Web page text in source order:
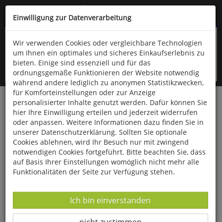
Kompletten Head der Seite überspringen
oder (06766) 9323-960
Startseite Bücher Quelle & Meyer Verlag
Fauna
Insekten & andere Wirbellose
Die Libellen Europas
Einwilligung zur Datenverarbeitung
Wir verwenden Cookies oder vergleichbare Technologien
um Ihnen ein optimales und sicheres Einkaufserlebnis zu
bieten. Einige sind essenziell und für das
ordnungsgemäße Funktionieren der Website notwendig
während andere lediglich zu anonymen Statistikzwecken,
für Komforteinstellungen oder zur Anzeige
personalisierter Inhalte genutzt werden. Dafür können Sie
hier Ihre Einwilligung erteilen und jederzeit widerrufen
oder anpassen. Weitere Informationen dazu finden Sie in
unserer Datenschutzerklärung. Sollten Sie optionale
Cookies ablehnen, wird Ihr Besuch nur mit zwingend
notwendigen Cookies fortgeführt. Bitte beachten Sie, dass
auf Basis Ihrer Einstellungen womöglich nicht mehr alle
Funktionalitäten der Seite zur Verfügung stehen.
Datenverarbeitung -
Ich bin einverstanden